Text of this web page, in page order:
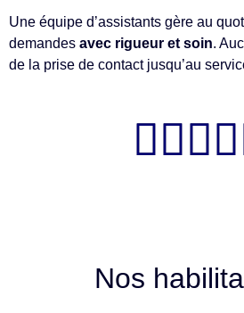
Une équipe d’assistants gère au
demandes avec rigueur et soin.
de la prise de contact jusqu’au

Nos